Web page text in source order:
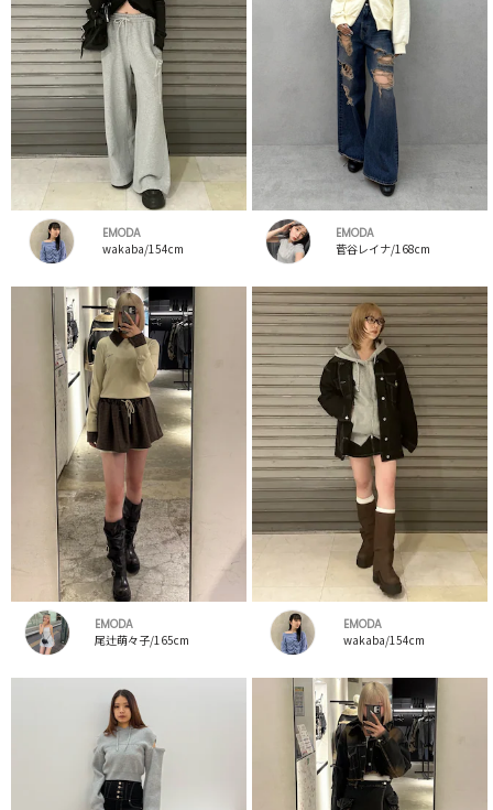
EMODA
wakaba/154cm
EMODA
菅谷レイナ/168cm
EMODA
尾辻萌々子/165cm
EMODA
wakaba/154cm